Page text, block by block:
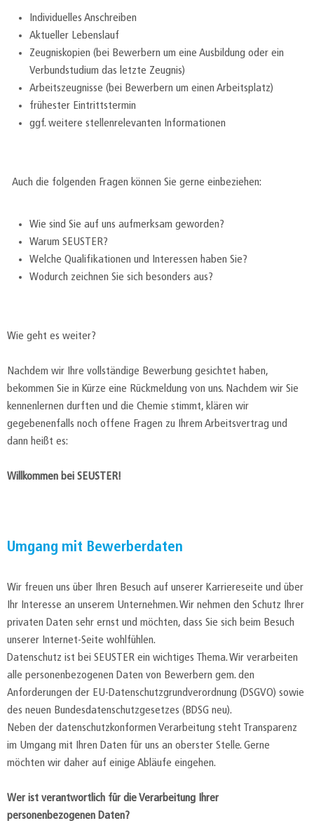
Individuelles Anschreiben
Aktueller Lebenslauf
Zeugniskopien (bei Bewerbern um eine Ausbildung oder ein
Verbundstudium das letzte Zeugnis)
Arbeitszeugnisse (bei Bewerbern um einen Arbeitsplatz)
frühester Eintrittstermin
ggf. weitere stellenrelevanten Informationen
Auch die folgenden Fragen können Sie gerne einbeziehen:
Wie sind Sie auf uns aufmerksam geworden?
Warum SEUSTER?
Welche Qualifikationen und Interessen haben Sie?
Wodurch zeichnen Sie sich besonders aus?
Wie geht es weiter?
Nachdem wir Ihre vollständige Bewerbung gesichtet haben,
bekommen Sie in Kürze eine Rückmeldung von uns. Nachdem wir Sie
kennenlernen durften und die Chemie stimmt, klären wir
gegebenenfalls noch offene Fragen zu Ihrem Arbeitsvertrag und
dann heißt es:
Willkommen bei SEUSTER!
Umgang mit Bewerberdaten
Wir freuen uns über Ihren Besuch auf unserer Karriereseite und über
Ihr Interesse an unserem Unternehmen. Wir nehmen den Schutz Ihrer
privaten Daten sehr ernst und möchten, dass Sie sich beim Besuch
unserer Internet-Seite wohlfühlen.
Datenschutz ist bei SEUSTER ein wichtiges Thema. Wir verarbeiten
alle personenbezogenen Daten von Bewerbern gem. den
Anforderungen der EU-Datenschutzgrundverordnung (DSGVO) sowie
des neuen Bundesdatenschutzgesetzes (BDSG neu).
Neben der datenschutzkonformen Verarbeitung steht Transparenz
im Umgang mit Ihren Daten für uns an oberster Stelle. Gerne
möchten wir daher auf einige Abläufe eingehen.
Wer ist verantwortlich für die Verarbeitung Ihrer
personenbezogenen Daten?